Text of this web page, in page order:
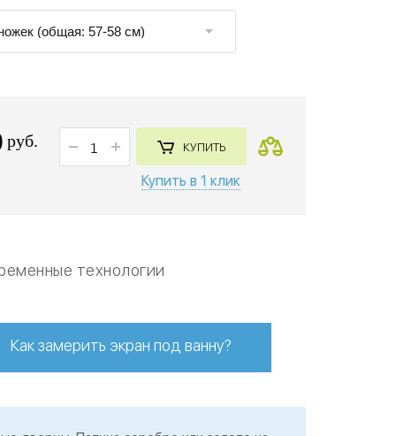
руб. КУПИТЬ
Купить в 1 клик
технологии
Как замерить экран под ванну?